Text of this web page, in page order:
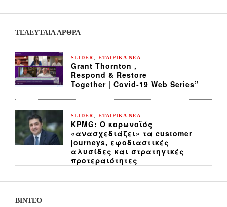
ΤΕΛΕΥΤΑΙΑ ΆΡΘΡΑ
SLIDER ΕΤΑΙΡΙΚΑ ΝΕΑ
Grant Thornton ,
Respond & Restore
Together | Covid-19 Web Series”
SLIDER ΕΤΑΙΡΙΚΑ ΝΕΑ
KPMG: Ο κορωνοϊός
«ανασχεδιάζει» τα customer
journeys, εφοδιαστικές
αλυσίδες και στρατηγικές
προτεραιότητες
ΒΙΝΤΕΟ